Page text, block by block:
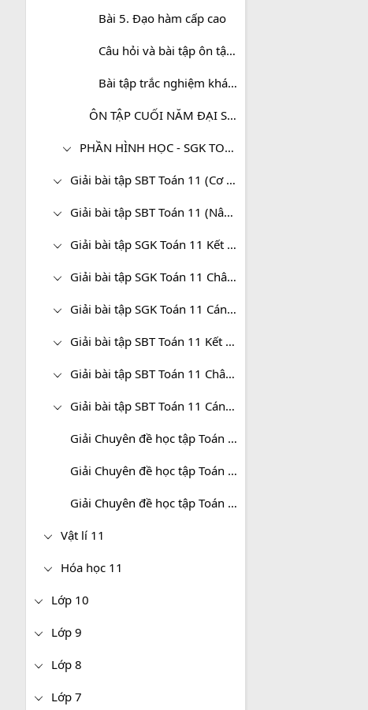
Bài 5. Đạo hàm cấp cao
Câu hỏi và bài tập ôn tập chương V
Bài tập trắc nghiệm khách quan - Chương V. Đạo hàm - Toán 11 Nâng cao
ÔN TẬP CUỐI NĂM ĐẠI SỐ VÀ GIẢI TÍCH - TOÁN 11 NÂNG CAO
PHẦN HÌNH HỌC - SGK TOÁN 11 (NÂNG CAO)
Giải bài tập SBT Toán 11 (Cơ bản)
Giải bài tập SBT Toán 11 (Nâng cao)
Giải bài tập SGK Toán 11 Kết nối tri thức
Giải bài tập SGK Toán 11 Chân trời sáng tạo
Giải bài tập SGK Toán 11 Cánh diều
Giải bài tập SBT Toán 11 Kết nối tri thức
Giải bài tập SBT Toán 11 Chân trời sáng tạo
Giải bài tập SBT Toán 11 Cánh diều
Giải Chuyên đề học tập Toán 11 Kết nối tri thức
Giải Chuyên đề học tập Toán 11 Chân trời sáng tạo
Giải Chuyên đề học tập Toán 11 Cánh diều
Vật lí 11
Hóa học 11
Lớp 10
Lớp 9
Lớp 8
Lớp 7